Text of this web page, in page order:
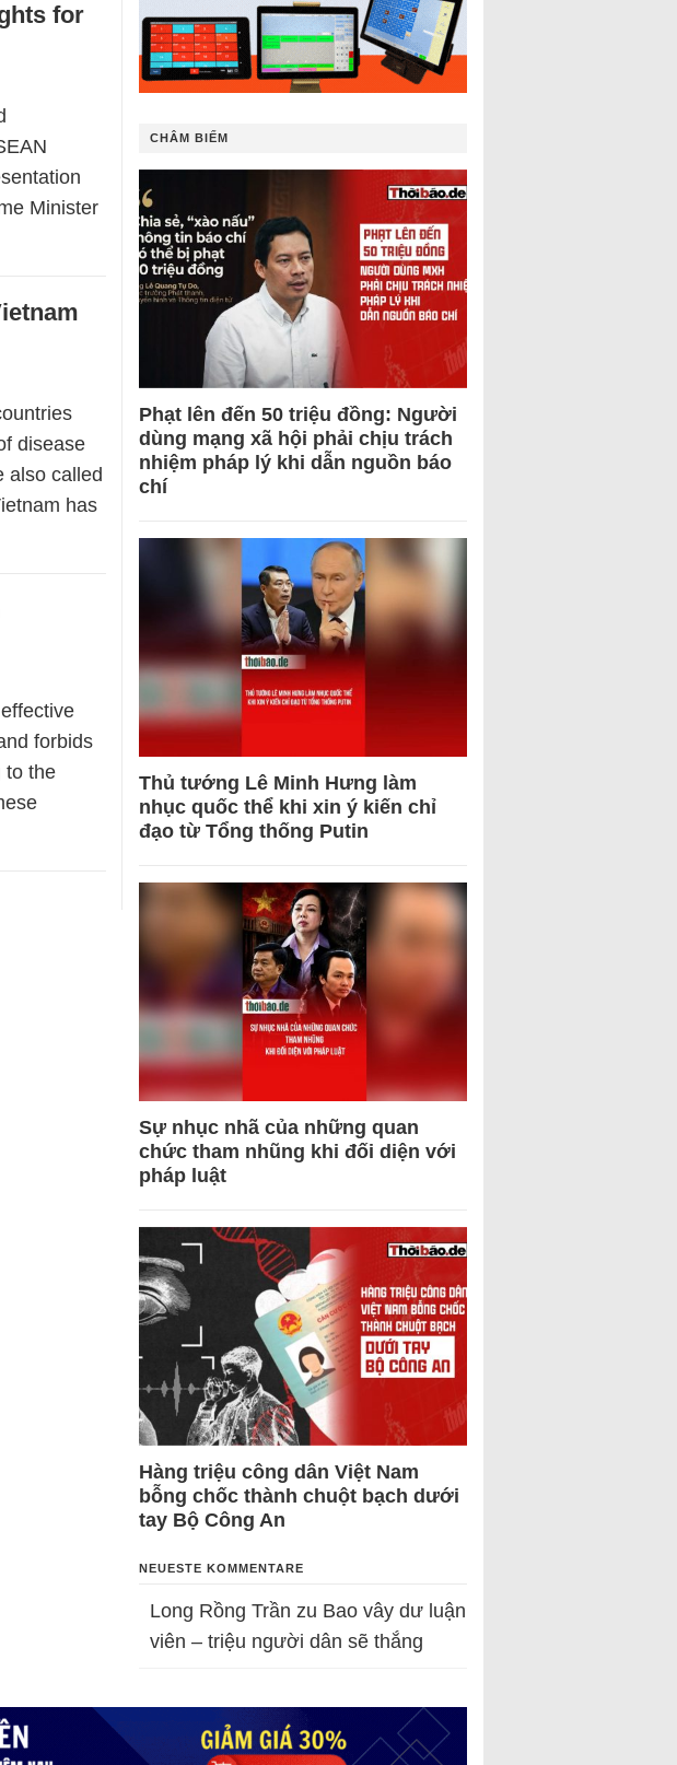
for
Minister
disease
also called
has
forbids
to the
CHÂM BIẾM
Phạt lên đến 50 triệu đồng: Người
dùng mạng xã hội phải chịu trách
nhiệm pháp lý khi dẫn nguồn báo
chí
Thủ tướng Lê Minh Hưng làm
nhục quốc thể khi xin ý kiến chỉ
đạo từ Tổng thống Putin
Sự nhục nhã của những quan
chức tham nhũng khi đối diện với
pháp luật
Hàng triệu công dân Việt Nam
bỗng chốc thành chuột bạch dưới
tay Bộ Công An
NEUESTE KOMMENTARE
Long Rồng Trần zu Bao vây dư luận
viên – triệu người dân sẽ thắng